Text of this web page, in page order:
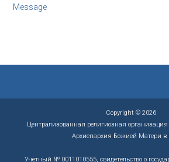
Message
Copyright © 2026
Централизованная религиозная
Архиепархия Божией Матери в
Учетный № 0011010555, свидетельство о